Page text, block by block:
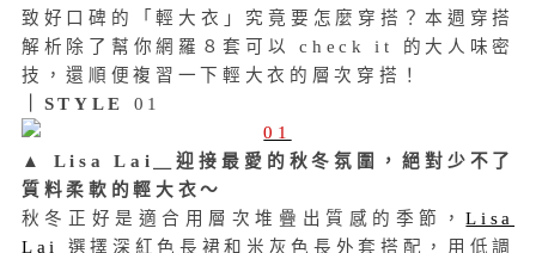
致好口碑的「輕大衣」究竟要怎麼穿搭？本週穿搭
解析除了幫你網羅８套可以 check it 的大人味密
技，還順便複習一下輕大衣的層次穿搭！
｜STYLE 01
▲ Lisa Lai＿迎接最愛的秋冬氛圍，絕對少不了
質料柔軟的輕大衣～
秋冬正好是適合用層次堆疊出質感的季節，Lisa
Lai
選擇深紅色長裙和米灰色長外套搭配，用低調